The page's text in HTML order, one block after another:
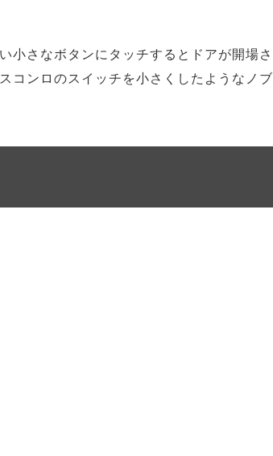
小さなボタンにタッチするとドアが開場さ
コンロのスイッチを小さくしたようなノブ